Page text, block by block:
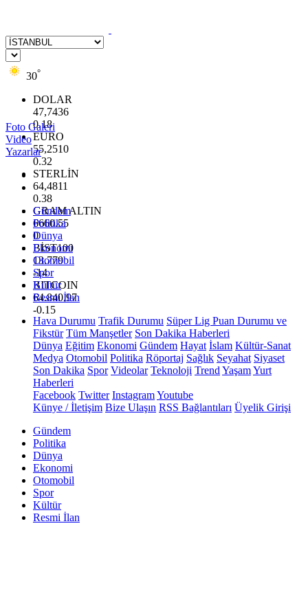
30°
DOLAR
47,7436
0.18
EURO
55,2510
0.32
STERLİN
64,4811
0.38
GRAM ALTIN
6660.55
0
BİST100
13.779
-14
BITCOIN
64.840,97
-0.15
Foto Galeri
Video
Yazarlar
Gündem
Politika
Dünya
Ekonomi
Otomobil
Spor
Kültür
Resmi İlan
Hava Durumu Trafik Durumu Süper Lig Puan Durumu ve
Fikstür Tüm Manşetler Son Dakika Haberleri
Dünya Eğitim Ekonomi Gündem Hayat İslam Kültür-Sanat
Medya Otomobil Politika Röportaj Sağlık Seyahat Siyaset
Son Dakika Spor Videolar Teknoloji Trend YaşamYurt
Haberleri
Facebook Twitter InstagramYoutube
Künye / İletişim Bize Ulaşın RSS Bağlantıları Üyelik Girişi
Gündem
Politika
Dünya
Ekonomi
Otomobil
Spor
Kültür
Resmi İlan